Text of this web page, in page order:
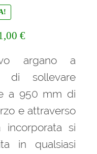
€.
€Il
attuale
461,00 €.
argano a
di sollevare
a 950 mm di
e attraverso
incorporata si
in qualsiasi